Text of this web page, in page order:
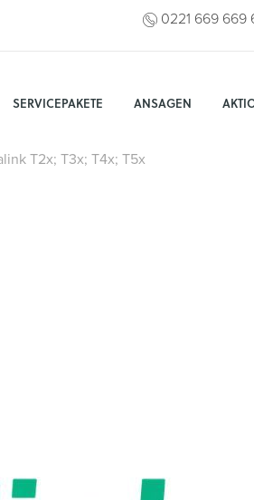
0221 669 669
SERVICEPAKETE ANSAGEN
T2x; T3x; T4x; T5x